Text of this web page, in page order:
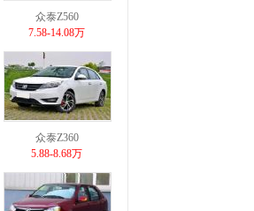
众泰Z560
7.58-14.08万
众泰Z360
5.88-8.68万